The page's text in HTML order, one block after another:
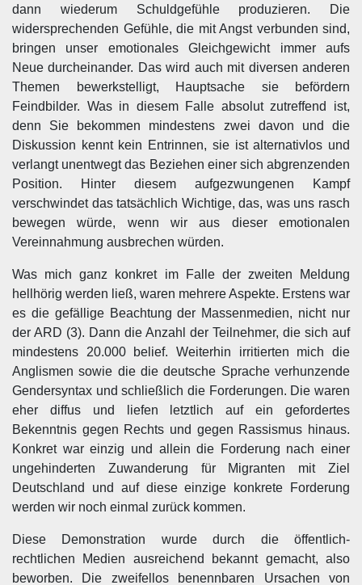
dann wiederum Schuldgefühle produzieren. Die
widersprechenden Gefühle, die mit Angst verbunden sind,
bringen unser emotionales Gleichgewicht immer aufs
Neue durcheinander. Das wird auch mit diversen anderen
Themen bewerkstelligt, Hauptsache sie befördern
Feindbilder. Was in diesem Falle absolut zutreffend ist,
denn Sie bekommen mindestens zwei davon und die
Diskussion kennt kein Entrinnen, sie ist alternativlos und
verlangt unentwegt das Beziehen einer sich abgrenzenden
Position. Hinter diesem aufgezwungenen Kampf
verschwindet das tatsächlich Wichtige, das, was uns rasch
bewegen würde, wenn wir aus dieser emotionalen
Vereinnahmung ausbrechen würden.
Was mich ganz konkret im Falle der zweiten Meldung
hellhörig werden ließ, waren mehrere Aspekte. Erstens war
es die gefällige Beachtung der Massenmedien, nicht nur
der ARD (3). Dann die Anzahl der Teilnehmer, die sich auf
mindestens 20.000 belief. Weiterhin irritierten mich die
Anglismen sowie die die deutsche Sprache verhunzende
Gendersyntax und schließlich die Forderungen. Die waren
eher diffus und liefen letztlich auf ein gefordertes
Bekenntnis gegen Rechts und gegen Rassismus hinaus.
Konkret war einzig und allein die Forderung nach einer
ungehinderten Zuwanderung für Migranten mit Ziel
Deutschland und auf diese einzige konkrete Forderung
werden wir noch einmal zurück kommen.
Diese Demonstration wurde durch die öffentlich-
rechtlichen Medien ausreichend bekannt gemacht, also
beworben. Die zweifellos benennbaren Ursachen von